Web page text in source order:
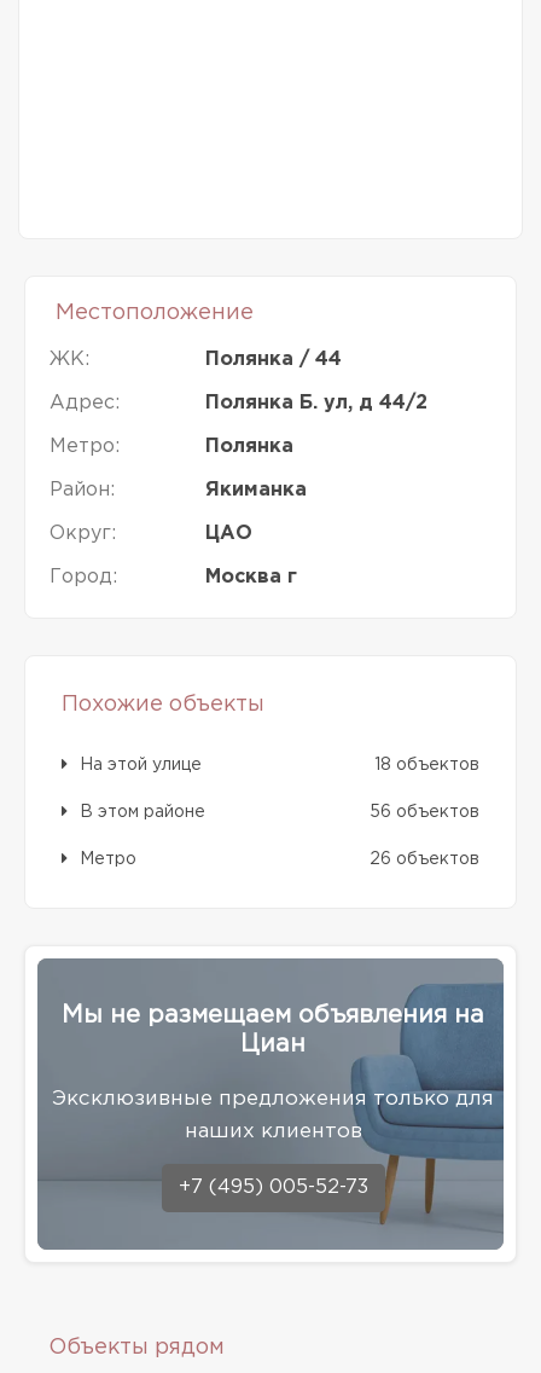
Местоположение
ЖК: Полянка / 44
Адрес: Полянка Б. ул, д 44/2
Метро: Полянка
Район: Якиманка
Округ: ЦАО
Город: Москва г
Похожие объекты
На этой улице 18 объектов
В этом районе 56 объектов
Метро 26 объектов
Мы не размещаем объявления на
Циан
Эксклюзивные предложения только для
наших клиентов
+7 (495) 005-52-73
Объекты рядом